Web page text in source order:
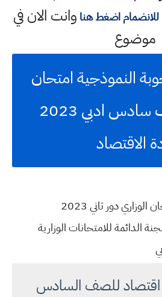
للانضمام اضغط هنا وانت الان في
موضوع
النموذجية امتحان
دور ثاني صف سادس ادبي 2023
الاقتصاد
اقتصاد للصف السادس